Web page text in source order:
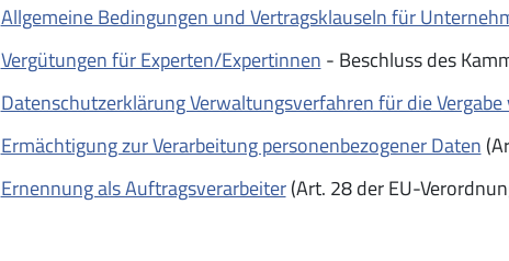
Allgemeine Bedingungen und Vertragsklauseln für
Vergütungen für Experten/Expertinnen - Beschluss des
Datenschutzerklärung Verwaltungsverfahren für die
Ermächtigung zur Verarbeitung personenbezogener Daten
Ernennung als Auftragsverarbeiter(Art. 28 der EU-